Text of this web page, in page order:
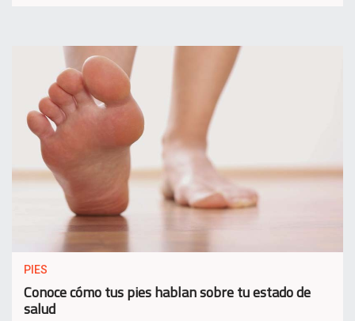
PIES
Conoce cómo tus pies hablan sobre tu estado de
salud